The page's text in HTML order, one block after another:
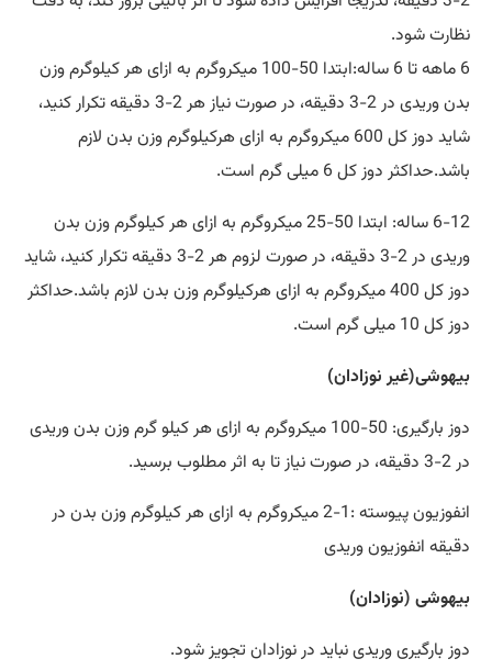
نظارت شود.
6 ماهه تا 6 ساله:ابتدا 50-100 میکروگرم به ازای هر کیلوگرم وزن
بدن وریدی در 2-3 دقیقه، در صورت نیاز هر 2-3 دقیقه تکرار کنید،
شاید دوز کل 600 میکروگرم به ازای هرکیلوگرم وزن بدن لازم
باشد.حداکثر دوز کل 6 میلی گرم است.
6-12 ساله: ابتدا 50-25 میکروگرم به ازای هر کیلوگرم وزن بدن
وریدی در 2-3 دقیقه، در صورت لزوم هر 2-3 دقیقه تکرار کنید، شاید
دوز کل 400 میکروگرم به ازای هرکیلوگرم وزن بدن لازم باشد.حداکثر
دوز کل 10 میلی گرم است.
بیهوشی(غیر نوزادان)
دوز بارگیری: 50-100 میکروگرم به ازای هر کیلو گرم وزن بدن وریدی
در 2-3 دقیقه، در صورت نیاز تا به اثر مطلوب برسید.
انفوزیون پیوسته :1-2 میکروگرم به ازای هر کیلوگرم وزن بدن در
دقیقه انفوزیون وریدی
بیهوشی (نوزادان)
دوز بارگیری وریدی نباید در نوزادان تجویز شود.